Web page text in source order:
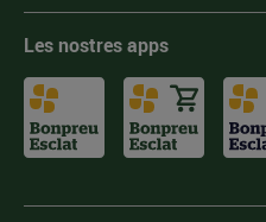
Les nostres apps